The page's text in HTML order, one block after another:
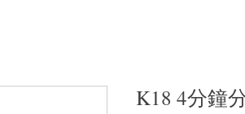
K18 4分鐘